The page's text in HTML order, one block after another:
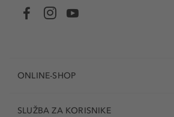
ONLINE-SHOP
SLUŽBA ZA KORISNIKE